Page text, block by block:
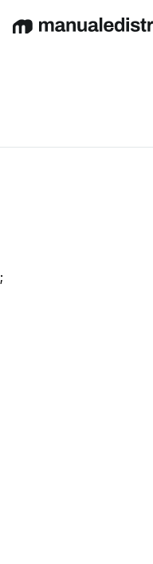
EnglishDeutschEspañol
;